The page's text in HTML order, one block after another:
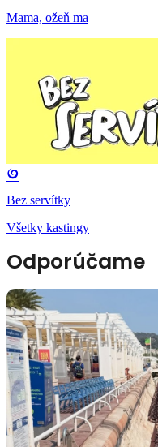
Mama, ožeň ma
Bez servítky
Všetky kastingy
Odporúčame